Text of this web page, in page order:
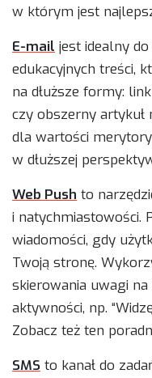
w którym jest
E-mail jest idealny
edukacyjnych treści,
na dłuższe formy:
czy obszerny
dla wartości
w dłuższej
Web Push to
i natychmiastowości.
wiadomości, gdy
Twoją stronę.
skierowania uwagi na
aktywności, np.
Zobacz też ten
SMS to kanał do